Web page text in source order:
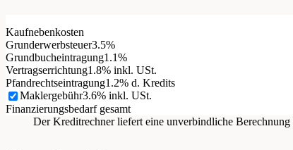
Kaufnebenkosten
Grunderwerbsteuer3.5%
Grundbucheintragung1.1%
Vertragserrichtung1.8% inkl. USt.
Pfandrechtseintragung1.2% d. Kredits
Maklergebühr3.6% inkl. USt.
Finanzierungsbedarf gesamt
Der Kreditrechner liefert eine unverbindliche